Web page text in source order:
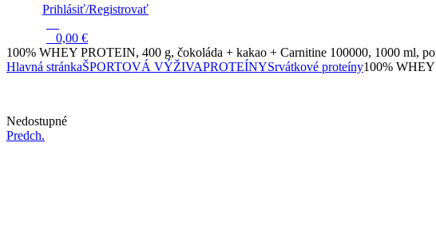
Prihlásiť/Registrovať
0,00 €
100% WHEY PROTEIN, 400 g, čokoláda + kakao + Carnitine 100000, 1000 ml,
Hlavná stránkaŠPORTOVÁ VÝŽIVAPROTEÍNYSrvátkové proteíny100% WHEY
Dostupnosť:
Nedostupné
Predch.